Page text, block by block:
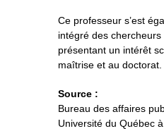
Ce professeur s’est
intégré des
présentant un intérêt
maîtrise et au doctorat.
Source :
Bureau des affaires
Université du Québec